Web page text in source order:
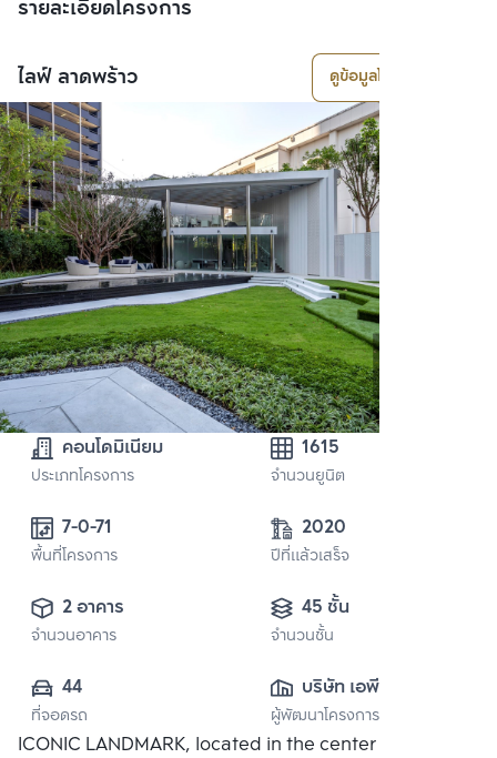
รายละเอียดโครงการ
ไลฟ์ ลาดพร้าว ดูข้อมูลโครงการ
คอนโดมิเนียม
ประเภทโครงการ
1615
จำนวนยูนิต
7-0-71
พื้นที่โครงการ
2020
ปีที่แล้วเสร็จ
2 อาคาร
จำนวนอาคาร
45 ชั้น
จำนวนชั้น
44
ที่จอดรถ
บริษัท เอพี (รัช
โยธิน) จำกัด
ผู้พัฒนาโครงการ
ICONIC LANDMARK, located in the center of the